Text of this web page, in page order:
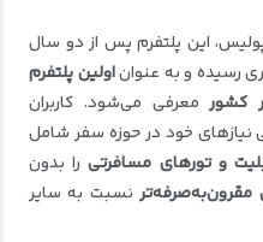
این پلتفرم پس از دو سال
رسیده و به عنواناولین پلتفرم
کشورمعرفی می‌شود. کاربران
نیازهای خود در حوزه سفر شامل
و تورهای مسافرتیرا بدون
مقرون‌به‌صرفه‌ترنسبت به سایر